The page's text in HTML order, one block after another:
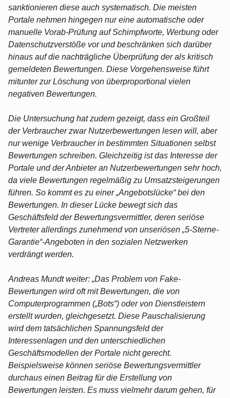
sanktionieren diese auch systematisch. Die meisten
Portale nehmen hingegen nur eine automatische oder
manuelle Vorab-Prüfung auf Schimpfworte, Werbung oder
Datenschutzverstöße vor und beschränken sich darüber
hinaus auf die nachträgliche Überprüfung der als kritisch
gemeldeten Bewertungen. Diese Vorgehensweise führt
mitunter zur Löschung von überproportional vielen
negativen Bewertungen.
Die Untersuchung hat zudem gezeigt, dass ein Großteil
der Verbraucher zwar Nutzerbewertungen lesen will, aber
nur wenige Verbraucher in bestimmten Situationen selbst
Bewertungen schreiben. Gleichzeitig ist das Interesse der
Portale und der Anbieter an Nutzerbewertungen sehr hoch,
da viele Bewertungen regelmäßig zu Umsatzsteigerungen
führen. So kommt es zu einer „Angebotslücke“ bei den
Bewertungen. In dieser Lücke bewegt sich das
Geschäftsfeld der Bewertungsvermittler, deren seriöse
Vertreter allerdings zunehmend von unseriösen „5-Sterne-
Garantie“-Angeboten in den sozialen Netzwerken
verdrängt werden.
Andreas Mundt weiter: „Das Problem von Fake-
Bewertungen wird oft mit Bewertungen, die von
Computerprogrammen („Bots“) oder von Dienstleistern
erstellt wurden, gleichgesetzt. Diese Pauschalisierung
wird dem tatsächlichen Spannungsfeld der
Interessenlagen und den unterschiedlichen
Geschäftsmodellen der Portale nicht gerecht.
Beispielsweise können seriöse Bewertungsvermittler
durchaus einen Beitrag für die Erstellung von
Bewertungen leisten. Es muss vielmehr darum gehen, für